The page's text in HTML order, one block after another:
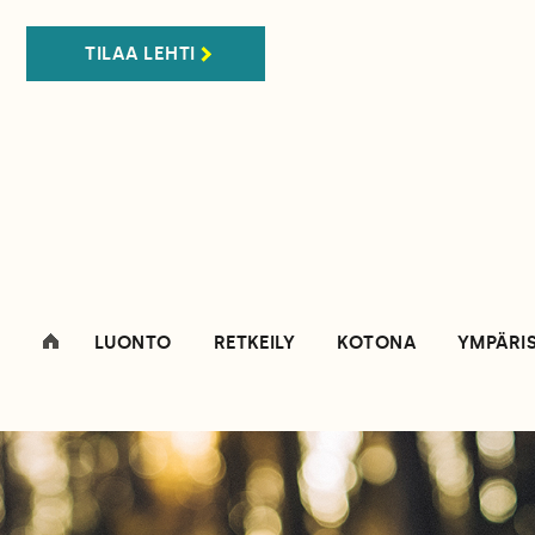
TILAA LEHTI
LUONTO RETKEILY KOTONA